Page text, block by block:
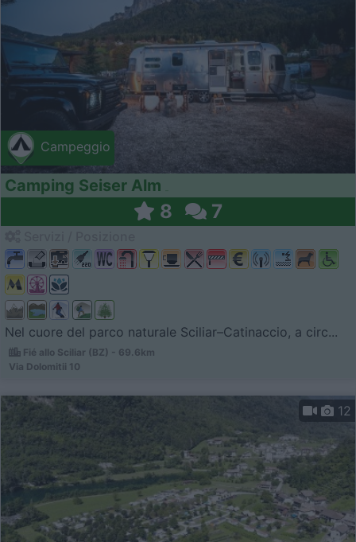
Campeggio
Camping Seiser Alm
8 7
Nel cuore del parco naturale Sciliar–Catinaccio, a circ...
Fié allo Sciliar (BZ) - 69.6km
Via Dolomitii 10
12